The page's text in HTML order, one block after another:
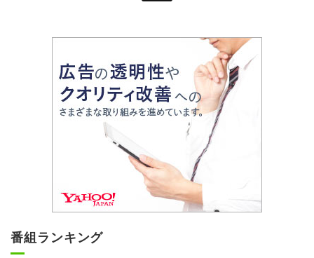
番組ランキング